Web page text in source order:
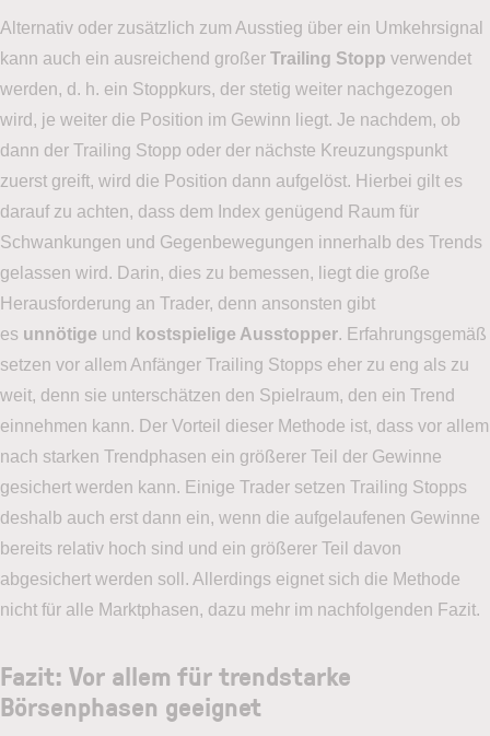
Alternativ oder zusätzlich zum Ausstieg über ein Umkehrsignal
kann auch ein ausreichend großer Trailing Stopp verwendet
werden, d. h. ein Stoppkurs, der stetig weiter nachgezogen
wird, je weiter die Position im Gewinn liegt. Je nachdem, ob
dann der Trailing Stopp oder der nächste Kreuzungspunkt
zuerst greift, wird die Position dann aufgelöst. Hierbei gilt es
darauf zu achten, dass dem Index genügend Raum für
Schwankungen und Gegenbewegungen innerhalb des Trends
gelassen wird. Darin, dies zu bemessen, liegt die große
Herausforderung an Trader, denn ansonsten gibt
es unnötige und kostspielige Ausstopper. Erfahrungsgemäß
setzen vor allem Anfänger Trailing Stopps eher zu eng als zu
weit, denn sie unterschätzen den Spielraum, den ein Trend
einnehmen kann. Der Vorteil dieser Methode ist, dass vor allem
nach starken Trendphasen ein größerer Teil der Gewinne
gesichert werden kann. Einige Trader setzen Trailing Stopps
deshalb auch erst dann ein, wenn die aufgelaufenen Gewinne
bereits relativ hoch sind und ein größerer Teil davon
abgesichert werden soll. Allerdings eignet sich die Methode
nicht für alle Marktphasen, dazu mehr im nachfolgenden Fazit.
Fazit: Vor allem für trendstarke
Börsenphasen geeignet